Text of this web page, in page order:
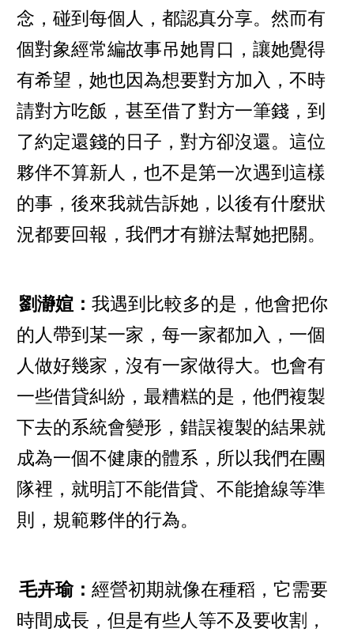
念，碰到每個人，都認真分享。然而有
個對象經常編故事吊她胃口，讓她覺得
有希望，她也因為想要對方加入，不時
請對方吃飯，甚至借了對方一筆錢，到
了約定還錢的日子，對方卻沒還。這位
夥伴不算新人，也不是第一次遇到這樣
的事，後來我就告訴她，以後有什麼狀
況都要回報，我們才有辦法幫她把關。
劉瀞媗： 我遇到比較多的是，他會把你
的人帶到某一家，每一家都加入，一個
人做好幾家，沒有一家做得大。也會有
一些借貸糾紛，最糟糕的是，他們複製
下去的系統會變形，錯誤複製的結果就
成為一個不健康的體系，所以我們在團
隊裡，就明訂不能借貸、不能搶線等準
則，規範夥伴的行為。
毛卉瑜： 經營初期就像在種稻，它需要
時間成長，但是有些人等不及要收割，